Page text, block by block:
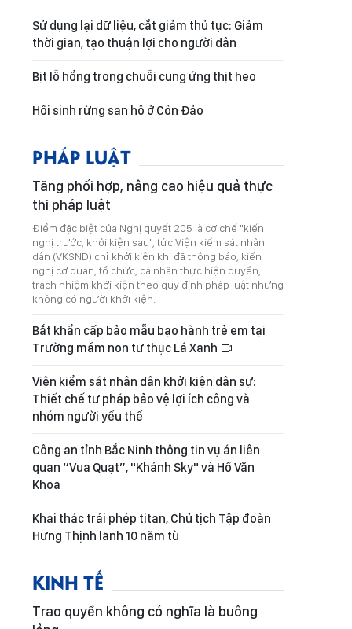
Sử dụng lại dữ liệu, cắt giảm thủ tục: Giảm
thời gian, tạo thuận lợi cho người dân
Bịt lỗ hổng trong chuỗi cung ứng thịt heo
Hồi sinh rừng san hô ở Côn Đảo
PHÁP LUẬT
Tăng phối hợp, nâng cao hiệu quả thực
thi pháp luật
Điểm đặc biệt của Nghị quyết 205 là cơ chế "kiến
nghị trước, khởi kiện sau", tức Viện kiểm sát nhân
dân (VKSND) chỉ khởi kiện khi đã thông báo, kiến
nghị cơ quan, tổ chức, cá nhân thực hiện quyền,
trách nhiệm khởi kiện theo quy định pháp luật nhưng
không có người khởi kiện.
Bắt khẩn cấp bảo mẫu bạo hành trẻ em tại
Trường mầm non tư thục Lá Xanh
Viện kiểm sát nhân dân khởi kiện dân sự:
Thiết chế tư pháp bảo vệ lợi ích công và
nhóm người yếu thế
Công an tỉnh Bắc Ninh thông tin vụ án liên
quan “Vua Quạt”, "Khánh Sky" và Hồ Văn
Khoa
Khai thác trái phép titan, Chủ tịch Tập đoàn
Hưng Thịnh lãnh 10 năm tù
KINH TẾ
Trao quyền không có nghĩa là buông